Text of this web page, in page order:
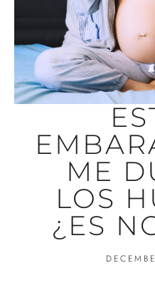
ME
LOS
¿ES